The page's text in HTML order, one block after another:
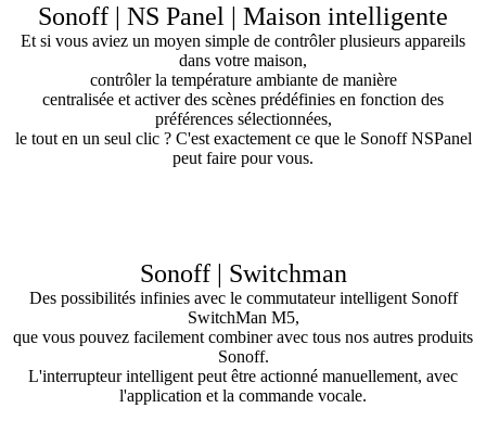
Sonoff | NS Panel | Maison intelligente
Et si vous aviez un moyen simple de contrôler plusieurs appareils
dans votre maison,
contrôler la température ambiante de manière
centralisée et activer des scènes prédéfinies en fonction des
préférences sélectionnées,
le tout en un seul clic ? C'est exactement ce que le Sonoff NSPanel
peut faire pour vous.
Sonoff | Switchman
Des possibilités infinies avec le commutateur intelligent Sonoff
SwitchMan M5,
que vous pouvez facilement combiner avec tous nos autres produits
Sonoff.
L'interrupteur intelligent peut être actionné manuellement, avec
l'application et la commande vocale.